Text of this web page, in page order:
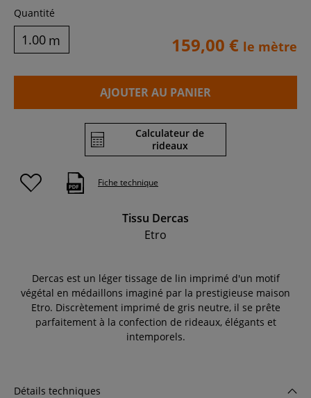
Quantité
m 159,00 € le mètre
AJOUTER AU PANIER
Calculateur de
rideaux
Fiche technique
Tissu Dercas
Etro
Dercas est un léger tissage de lin imprimé d'un motif
végétal en médaillons imaginé par la prestigieuse maison
Etro. Discrètement imprimé de gris neutre, il se prête
parfaitement à la confection de rideaux, élégants et
intemporels.
Détails techniques